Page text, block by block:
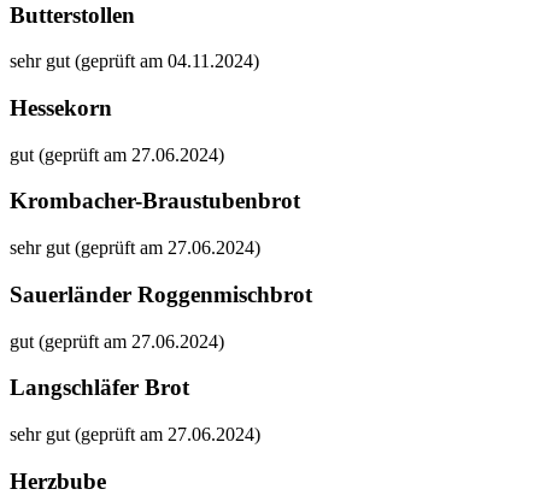
Butterstollen
sehr gut (geprüft am 04.11.2024)
Hessekorn
gut (geprüft am 27.06.2024)
Krombacher-Braustubenbrot
sehr gut (geprüft am 27.06.2024)
Sauerländer Roggenmischbrot
gut (geprüft am 27.06.2024)
Langschläfer Brot
sehr gut (geprüft am 27.06.2024)
Herzbube